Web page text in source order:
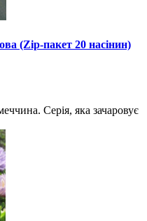
(Zip-пакет 20 насінин)
Серія, яка зачаровує